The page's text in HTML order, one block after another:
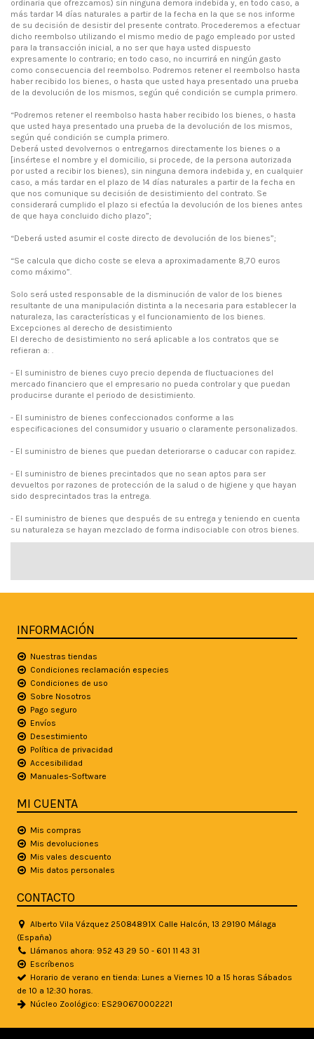
ordinaria que ofrezcamos) sin ninguna demora indebida y, en todo caso, a
más tardar 14 días naturales a partir de la fecha en la que se nos informe
de su decisión de desistir del presente contrato. Procederemos a efectuar
dicho reembolso utilizando el mismo medio de pago empleado por usted
para la transacción inicial, a no ser que haya usted dispuesto
expresamente lo contrario; en todo caso, no incurrirá en ningún gasto
como consecuencia del reembolso. Podremos retener el reembolso hasta
haber recibido los bienes, o hasta que usted haya presentado una prueba
de la devolución de los mismos, según qué condición se cumpla primero.
“Podremos retener el reembolso hasta haber recibido los bienes, o hasta
que usted haya presentado una prueba de la devolución de los mismos,
según qué condición se cumpla primero.
Deberá usted devolvernos o entregarnos directamente los bienes o a
[insértese el nombre y el domicilio, si procede, de la persona autorizada
por usted a recibir los bienes), sin ninguna demora indebida y, en cualquier
caso, a más tardar en el plazo de 14 días naturales a partir de la fecha en
que nos comunique su decisión de desistimiento del contrato. Se
considerará cumplido el plazo si efectúa la devolución de los bienes antes
de que haya concluido dicho plazo”;
“Deberá usted asumir el coste directo de devolución de los bienes”;
“Se calcula que dicho coste se eleva a aproximadamente 8,70 euros
como máximo”.
Solo será usted responsable de la disminución de valor de los bienes
resultante de una manipulación distinta a la necesaria para establecer la
naturaleza, las características y el funcionamiento de los bienes.
Excepciones al derecho de desistimiento
El derecho de desistimiento no será aplicable a los contratos que se
refieran a: .
- El suministro de bienes cuyo precio dependa de fluctuaciones del
mercado financiero que el empresario no pueda controlar y que puedan
producirse durante el periodo de desistimiento.
- El suministro de bienes confeccionados conforme a las
especificaciones del consumidor y usuario o claramente personalizados.
- El suministro de bienes que puedan deteriorarse o caducar con rapidez.
- El suministro de bienes precintados que no sean aptos para ser
devueltos por razones de protección de la salud o de higiene y que hayan
sido desprecintados tras la entrega.
- El suministro de bienes que después de su entrega y teniendo en cuenta
su naturaleza se hayan mezclado de forma indisociable con otros bienes.
INFORMACIÓN
Nuestras tiendas
Condiciones reclamación especies
Condiciones de uso
Sobre Nosotros
Pago seguro
Envíos
Desestimiento
Política de privacidad
Accesibilidad
Manuales-Software
MI CUENTA
Mis compras
Mis devoluciones
Mis vales descuento
Mis datos personales
CONTACTO
Alberto Vila Vázquez 25084891X Calle Halcón, 13 29190 Málaga
(España)
Llámanos ahora: 952 43 29 50 - 601 11 43 31
Escríbenos
Horario de verano en tienda: Lunes a Viernes 10 a 15 horas Sábados
de 10 a 12:30 horas.
Núcleo Zoológico: ES290670002221